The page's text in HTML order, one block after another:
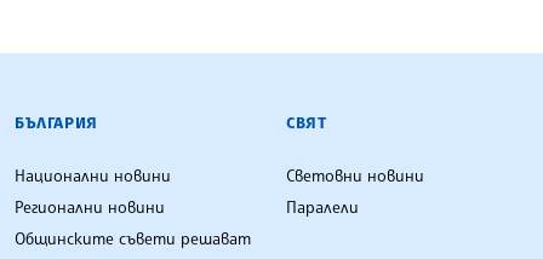
БЪЛГАРСКА ТЕЛЕГРАФНА АГЕНЦИЯ
БЪЛГАРИЯ
Национални новини
Регионални новини
Общинските съвети решават
СВЯТ
Световни новини
Паралели